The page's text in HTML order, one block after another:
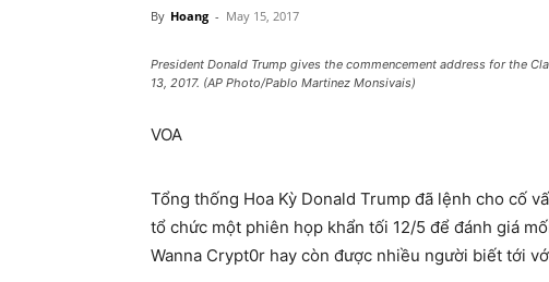
By Hoang - May 15, 2017
President Donald Trump gives the commencement address for the
13, 2017. (AP Photo/Pablo Martinez Monsivais)
VOA
Tổng thống Hoa Kỳ Donald Trump đã lệnh cho cố
tổ chức một phiên họp khẩn tối 12/5 để đánh giá
Wanna Crypt0r hay còn được nhiều người biết tới